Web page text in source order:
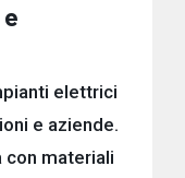
elettrici
e aziende.
con materiali